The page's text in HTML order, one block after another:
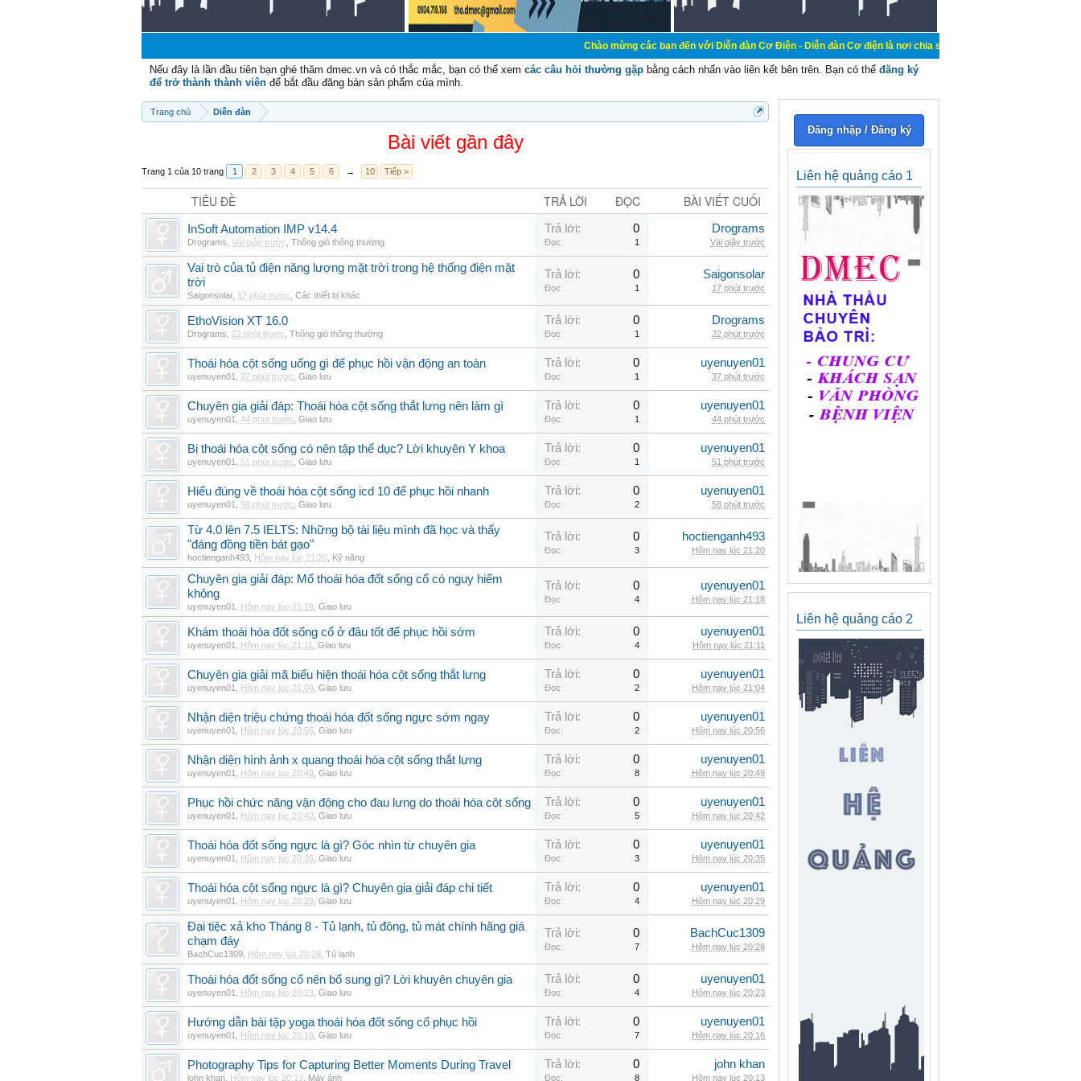
Chào mừng các bạn đến với Diễn đàn Cơ Điện - Diễn đàn Cơ điện là nơi chia sẽ kiến thức kinh nghiệm trong lãnh vực
Nếu đây là lần đầu tiên bạn ghé thăm dmec.vn và có thắc mắc, bạn có thể xem các câu hỏi thường gặp bằng cách nhấn vào liên kết bên trên. Bạn có thể đăng ký
để trở thành thành viên để bắt đầu đăng bán sản phẩm của mình.
Trang chủ Diễn đàn
Bài viết gần đây
Trang 1 của 10 trang 1 2 3 4 5 6 → 10 Tiếp >
TIÊU ĐỀ TRẢ LỜI ĐỌC BÀI VIẾT CUỐI
InSoft Automation IMP v14.4
Drograms Vài giây trước Thông gió thông thường
Trả lời: 0
Đọc: 1
Drograms
Vài giây trước
Vai trò của tủ điện năng lượng mặt trời trong hệ thống điện mặt
trời
Saigonsolar, 17 phút trước Các thiết bị khác
Trả lời: 0
Đọc: 1
Saigonsolar
17 phút trước
EthoVision XT 16.0
Drograms 22 phút trước Thông gió thông thường
Trả lời: 0
Đọc: 1
Drograms
22 phút trước
Thoái hóa cột sống uống gì để phục hồi vận động an toàn
uyenuyen01 37 phút trước Giao lưu
Trả lời: 0
Đọc: 1
uyenuyen01
37 phút trước
Chuyên gia giải đáp: Thoái hóa cột sống thắt lưng nên làm gì
uyenuyen01 44 phút trước Giao lưu
Trả lời: 0
Đọc: 1
uyenuyen01
44 phút trước
Bị thoái hóa cột sống có nên tập thể dục? Lời khuyên Y khoa
uyenuyen01 51 phút trước Giao lưu
Trả lời: 0
Đọc: 1
uyenuyen01
51 phút trước
Hiểu đúng về thoái hóa cột sống icd 10 để phục hồi nhanh
uyenuyen01 58 phút trước Giao lưu
Trả lời: 0
Đọc: 2
uyenuyen01
58 phút trước
Từ 4.0 lên 7.5 IELTS: Những bộ tài liệu mình đã học và thấy
"đáng đồng tiền bát gạo"
hoctienganh493 Hôm nay lúc 21:20 Kỹ năng
Trả lời: 0
Đọc: 3
hoctienganh493
Hôm nay lúc 21:20
Chuyên gia giải đáp: Mổ thoái hóa đốt sống cổ có nguy hiểm
không
uyenuyen01 Hôm nay lúc 21:18 Giao lưu
Trả lời: 0
Đọc: 4
uyenuyen01
Hôm nay lúc 21:18
Khám thoái hóa đốt sống cổ ở đâu tốt để phục hồi sớm
uyenuyen01 Hôm nay lúc 21:11 Giao lưu
Trả lời: 0
Đọc: 4
uyenuyen01
Hôm nay lúc 21:11
Chuyên gia giải mã biểu hiện thoái hóa cột sống thắt lưng
uyenuyen01 Hôm nay lúc 21:04 Giao lưu
Trả lời: 0
Đọc: 2
uyenuyen01
Hôm nay lúc 21:04
Nhận diện triệu chứng thoái hóa đốt sống ngực sớm ngay
uyenuyen01 Hôm nay lúc 20:56 Giao lưu
Trả lời: 0
Đọc: 2
uyenuyen01
Hôm nay lúc 20:56
Nhận diện hình ảnh x quang thoái hóa cột sống thắt lưng
uyenuyen01 Hôm nay lúc 20:49 Giao lưu
Trả lời: 0
Đọc: 8
uyenuyen01
Hôm nay lúc 20:49
Phục hồi chức năng vận động cho đau lưng do thoái hóa cột sống
uyenuyen01 Hôm nay lúc 20:42 Giao lưu
Trả lời: 0
Đọc: 5
uyenuyen01
Hôm nay lúc 20:42
Thoái hóa đốt sống ngực là gì? Góc nhìn từ chuyên gia
uyenuyen01 Hôm nay lúc 20:35 Giao lưu
Trả lời: 0
Đọc: 3
uyenuyen01
Hôm nay lúc 20:35
Thoái hóa cột sống ngực là gì? Chuyên gia giải đáp chi tiết
uyenuyen01 Hôm nay lúc 20:29 Giao lưu
Trả lời: 0
Đọc: 4
uyenuyen01
Hôm nay lúc 20:29
Đại tiệc xả kho Tháng 8 - Tủ lạnh, tủ đông, tủ mát chính hãng giá
chạm đáy
BachCuc1309 Hôm nay lúc 20:28 Tủ lạnh
Trả lời: 0
Đọc: 7
BachCuc1309
Hôm nay lúc 20:28
Thoái hóa đốt sống cổ nên bổ sung gì? Lời khuyên chuyên gia
uyenuyen01 Hôm nay lúc 20:23 Giao lưu
Trả lời: 0
Đọc: 4
uyenuyen01
Hôm nay lúc 20:23
Hướng dẫn bài tập yoga thoái hóa đốt sống cổ phục hồi
uyenuyen01 Hôm nay lúc 20:16 Giao lưu
Trả lời: 0
Đọc: 7
uyenuyen01
Hôm nay lúc 20:16
Photography Tips for Capturing Better Moments During Travel
john khan Hôm nay lúc 20:13 Máy ảnh
Trả lời: 0
Đọc: 8
john khan
Hôm nay lúc 20:13
Đăng nhập / Đăng ký
Liên hệ quảng cáo 1
Liên hệ quảng cáo 2